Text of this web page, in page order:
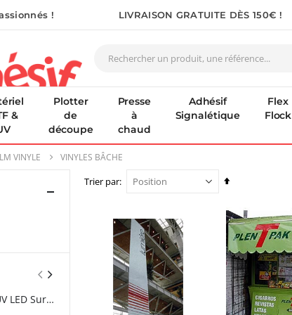
! LIVRAISON GRATUITE DÈS 150€ !
&
Plotter
de
découpe
Presse
à
chaud
Adhésif
Signalétique
Flex
Flock
VINYLE VINYLES BÂCHE
Trier par
Par
décroissant
Imprimante UV LED SureColor SC-V1000 EPSON - Garantie 3 ans Encre pour transfert DTF - 2eme Génération - Blanc - 1L